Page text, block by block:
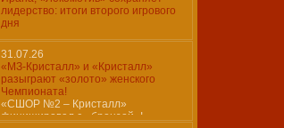
лидерство: итоги второго игрового
дня
31.07.26
«МЗ-Кристалл» и «Кристалл»
разыграют «золото» женского
Чемпионата!
«СШОР №2 – Кристалл»
финишировал с «бронзой»!